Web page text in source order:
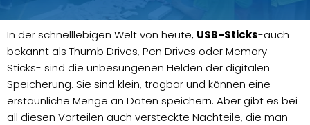
In der schnelllebigen Welt von heute, USB-Sticks-auch
bekannt als Thumb Drives, Pen Drives oder Memory
Sticks- sind die unbesungenen Helden der digitalen
Speicherung. Sie sind klein, tragbar und können eine
erstaunliche Menge an Daten speichern. Aber gibt es bei
all diesen Vorteilen auch versteckte Nachteile, die man